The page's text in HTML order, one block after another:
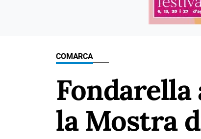
COMARCA
la Mostra